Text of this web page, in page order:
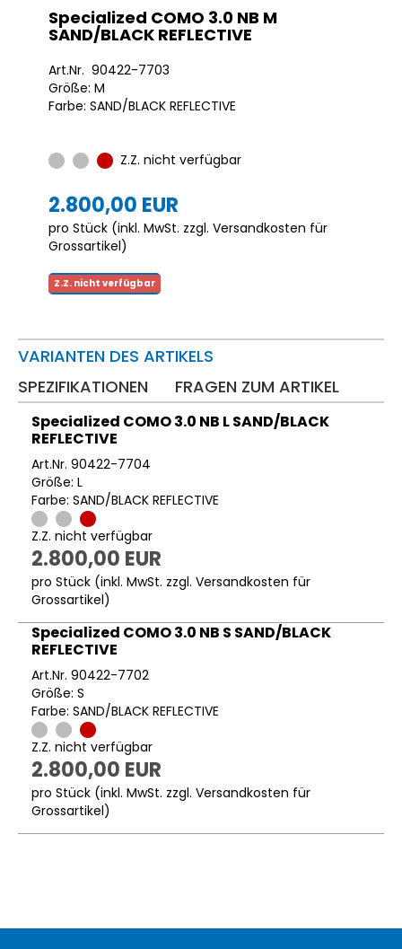
Specialized COMO 3.0 NB M
SAND/BLACK REFLECTIVE
Art.Nr. 90422-7703
Größe: M
Farbe: SAND/BLACK REFLECTIVE
Z.Z. nicht verfügbar
2.800,00 EUR
pro Stück (inkl. MwSt. zzgl. Versandkosten für
Grossartikel)
Z.Z. nicht verfügbar
VARIANTEN DES ARTIKELS
SPEZIFIKATIONEN
FRAGEN ZUM ARTIKEL
Specialized COMO 3.0 NB L SAND/BLACK
REFLECTIVE
Art.Nr. 90422-7704
Größe: L
Farbe: SAND/BLACK REFLECTIVE
Z.Z. nicht verfügbar
2.800,00 EUR
pro Stück (inkl. MwSt. zzgl. Versandkosten für
Grossartikel)
Specialized COMO 3.0 NB S SAND/BLACK
REFLECTIVE
Art.Nr. 90422-7702
Größe: S
Farbe: SAND/BLACK REFLECTIVE
Z.Z. nicht verfügbar
2.800,00 EUR
pro Stück (inkl. MwSt. zzgl. Versandkosten für
Grossartikel)